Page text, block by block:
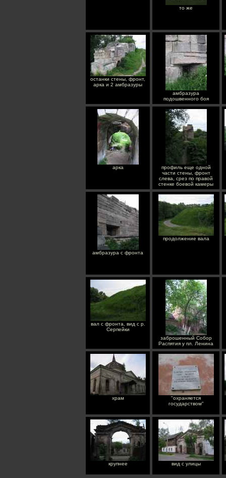
то же
останки стены, фронт,
арка и 2 амбразуры
амбразура
подошвенного боя
арка
профиль еще одной
части стены, фронт
слева, срез по правой
стенке боевой камеры
амбразура с фронта
продолжение вала
вал с фронта, вид с р.
Серпейки
заброшенный Собор
Распятия у пл. Ленина
храм
"охраняется
государством"
крупнее вид с улицы